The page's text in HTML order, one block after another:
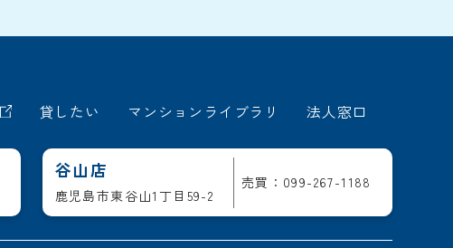
貸したい マンションライブラリ 法人窓口
谷山店
鹿児島市東谷山1丁目59-2
売買：099-267-1188